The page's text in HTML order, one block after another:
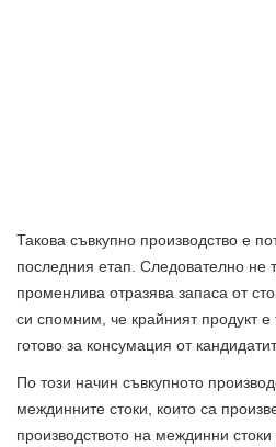
Такова съвкупно производство е
последния етап. Следователно не
променлива отразява запаса от
си спомним, че крайният продукт е
готово за консумация от
По този начин съвкупното
междинните стоки, които са
производството на междинни